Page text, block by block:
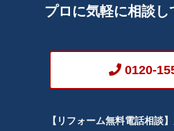
プロに気軽に相談し
0120-
【リフォーム無料電話相談